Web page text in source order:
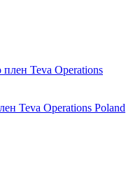
Teva Operations Poland